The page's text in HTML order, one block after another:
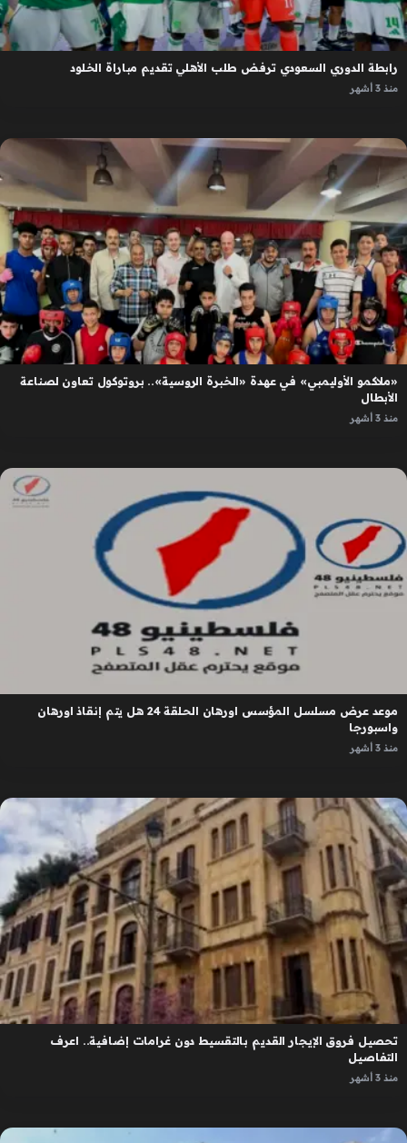
رابطة الدوري السعودي ترفض طلب الأهلي تقديم مباراة الخلود
منذ 3 أشهر
«ملاكمو الأوليمبي» في عهدة «الخبرة الروسية».. بروتوكول تعاون لصناعة
الأبطال
منذ 3 أشهر
موعد عرض مسلسل المؤسس اورهان الحلقة 24 هل يتم إنقاذ اورهان
واسبورجا
منذ 3 أشهر
تحصيل فروق الإيجار القديم بالتقسيط دون غرامات إضافية.. اعرف
التفاصيل
منذ 3 أشهر